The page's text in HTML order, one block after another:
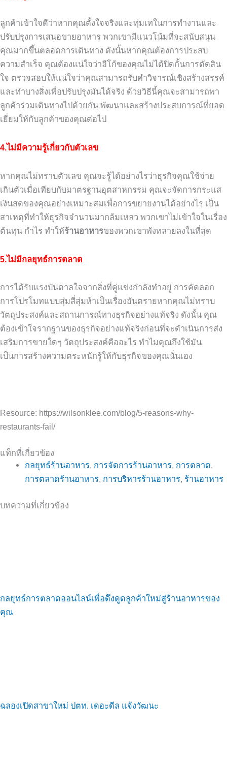
ลูกค้าเข้าใจดีว่าหากคุณตั้งใจจริงและทุ่มเทในการทำงานและ
ปรับปรุงการเสนอขายอาหาร พวกเขามีแนวโน้มที่จะสนับสนุน
คุณมากขึ้นตลอดการเดินทาง ดังนั้นหากคุณต้องการประสบ
ความสำเร็จ คุณต้องแน่ใจว่าอีโก้ของคุณไม่ได้ปิดกั้นการตัดสิน
ใจ ตรวจสอบให้แน่ใจว่าคุณสามารถรับคำวิจารณ์เชิงสร้างสรรค์
และทำบางสิ่งเพื่อปรับปรุงมันได้จริง ด้วยวิธีนี้คุณจะสามารถพา
ลูกค้าร่วมเดินทางไปด้วยกัน พัฒนาและสร้างประสบการณ์ที่ยอด
เยี่ยมให้กับลูกค้าของคุณต่อไป
4.ไม่มีความรู้เกี่ยวกับตัวเลข
หากคุณไม่ทราบตัวเลข คุณจะรู้ได้อย่างไรว่าธุรกิจคุณใช้จ่าย
เกินตัวเมื่อเทียบกับมาตรฐานอุตสาหกรรม คุณจะจัดการกระแส
เงินสดของคุณอย่างเหมาะสมเพื่อการขยายงานได้อย่างไร เป็น
สาเหตุที่ทำให้ธุรกิจจำนวนมากล้มเหลว พวกเขาไม่เข้าใจในเรื่อง
ต้นทุน กำไร ทำให้ร้านอาหารของพวกเขาพังทลายลงในที่สุด
5.ไม่มีกลยุทธ์การตลาด
การได้รับแรงบันดาลใจจากสิ่งที่คู่แข่งกำลังทำอยู่ การคัดลอก
การโปรโมทแบบสุ่มสี่สุ่มห้าเป็นเรื่องอันตรายหากคุณไม่ทราบ
วัตถุประสงค์และสถานการณ์ทางธุรกิจอย่างแท้จริง ดังนั้น คุณ
ต้องเข้าใจรากฐานของธุรกิจอย่างแท้จริงก่อนที่จะดำเนินการส่ง
เสริมการขายใดๆ วัตถุประสงค์คืออะไร ทำไมคุณถึงใช้มัน
เป็นการสร้างความตระหนักรู้ให้กับธุรกิจของคุณนั่นเอง
Resource: https://wilsonklee.com/blog/5-reasons-why-
restaurants-fail/
แท็กที่เกี่ยวข้อง
กลยุทธ์ร้านอาหาร, การจัดการร้านอาหาร, การตลาด,
การตลาดร้านอาหาร, การบริหารร้านอาหาร, ร้านอาหาร
บทความที่เกี่ยวข้อง
กลยุทธ์การตลาดออนไลน์เพื่อดึงดูดลูกค้าใหม่สู่ร้านอาหารของ
คุณ
ฉลองเปิดสาขาใหม่ ปตท. เดอะดีล แจ้งวัฒนะ